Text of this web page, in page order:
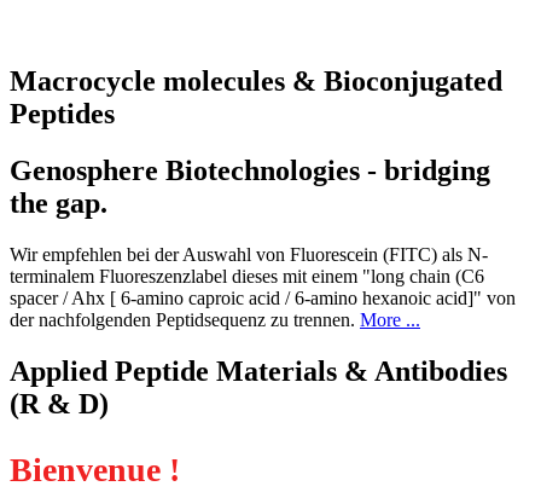
Macrocycle molecules & Bioconjugated
Peptides
Genosphere Biotechnologies - bridging
the gap.
Wir empfehlen bei der Auswahl von Fluorescein (FITC) als N-
terminalem Fluoreszenzlabel dieses mit einem "long chain (C6
spacer / Ahx [ 6-amino caproic acid / 6-amino hexanoic acid]" von
der nachfolgenden Peptidsequenz zu trennen. More ...
Applied Peptide Materials & Antibodies
(R & D)
Bienvenue !